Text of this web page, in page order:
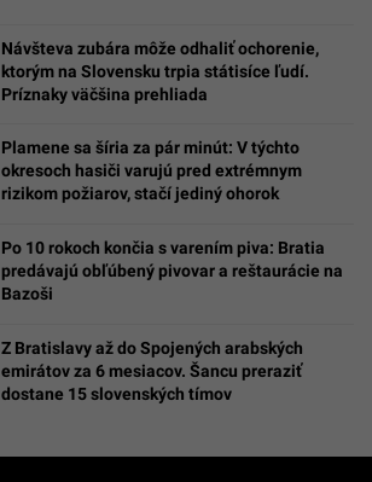
Návšteva zubára môže odhaliť ochorenie,
ktorým na Slovensku trpia státisíce ľudí.
Príznaky väčšina prehliada
Plamene sa šíria za pár minút: V týchto
okresoch hasiči varujú pred extrémnym
rizikom požiarov, stačí jediný ohorok
Po 10 rokoch končia s varením piva: Bratia
predávajú obľúbený pivovar a reštaurácie na
Bazoši
Z Bratislavy až do Spojených arabských
emirátov za 6 mesiacov. Šancu preraziť
dostane 15 slovenských tímov